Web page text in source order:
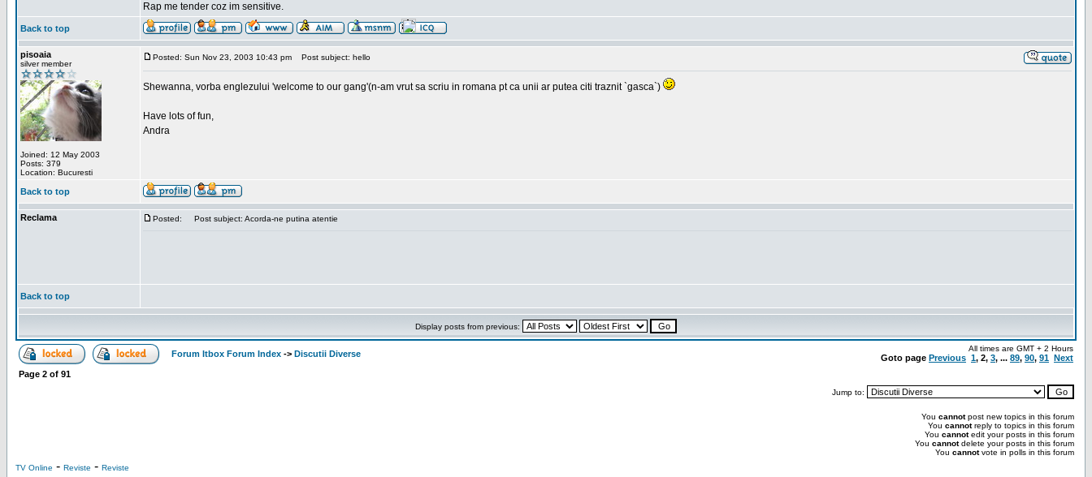
Rap me tender coz im sensitive.
Back to top
pisoaia
silver member
Joined: 12 May 2003
Posts: 379
Location: Bucuresti
Posted: Sun Nov 23, 2003 10:43 pm Post subject: hello
Shewanna, vorba englezului 'welcome to our gang'(n-am vrut sa scriu in romana pt ca unii ar putea citi traznit `gasca`)
Have lots of fun,
Andra
Back to top
Reclama Posted: Post subject: Acorda-ne putina atentie
Back to top
Display posts from previous:
Forum Itbox Forum Index -> Discutii Diverse
All times are GMT + 2 Hours
Goto page Previous 1, 2, 3, ... 89, 90, 91 Next
Page 2 of 91
Jump to:
You cannotpost new topics in this forum
You cannotreply to topics in this forum
You cannotedit your posts in this forum
You cannotdelete your posts in this forum
You cannotvote in polls in this forum
TV Online - Reviste - Reviste